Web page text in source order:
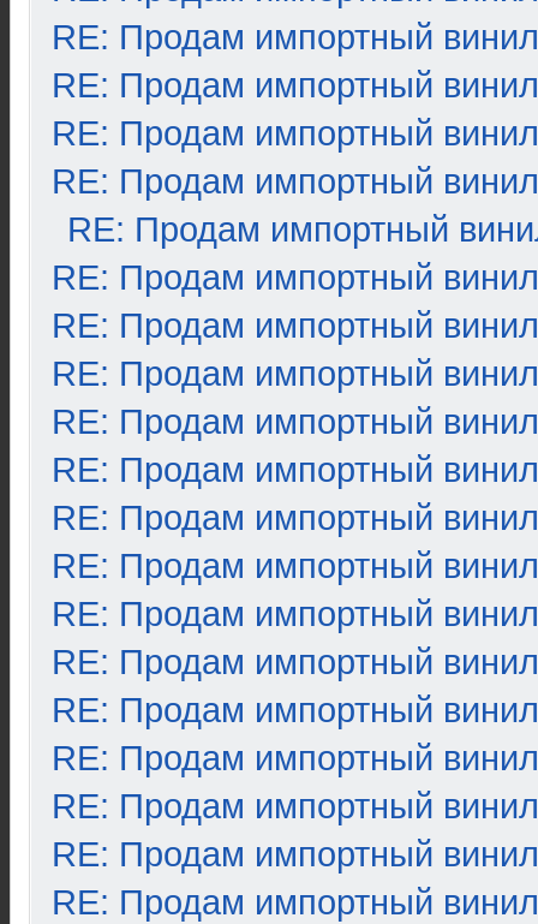
RE: Продам импортный винил
RE: Продам импортный винил
RE: Продам импортный винил
RE: Продам импортный винил
RE: Продам импортный
RE: Продам импортный винил
RE: Продам импортный винил
RE: Продам импортный винил
RE: Продам импортный винил
RE: Продам импортный винил
RE: Продам импортный винил
RE: Продам импортный винил
RE: Продам импортный винил
RE: Продам импортный винил
RE: Продам импортный винил
RE: Продам импортный винил
RE: Продам импортный винил
RE: Продам импортный винил
RE: Продам импортный винил